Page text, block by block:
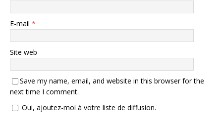
E-mail *
Site web
Save my name, email, and website in this browser for the
next time I comment.
Oui, ajoutez-moi à votre liste de diffusion.